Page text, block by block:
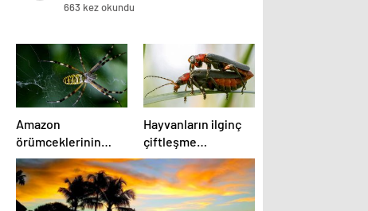
663 kez okundu
Amazon
örümceklerinin
esrarengiz
dünyalarına
gitmeye hazır olun.
Hayvanların ilginç
çiftleşme
biçimlerini National
Geographic
görüntüledi.